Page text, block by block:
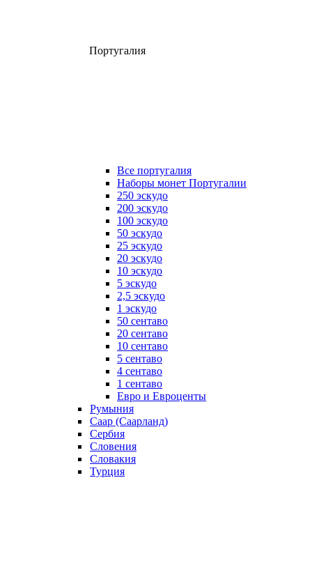
Португалия
Все португалия
Наборы монет Португалии
250 эскудо
200 эскудо
100 эскудо
50 эскудо
25 эскудо
20 эскудо
10 эскудо
5 эскудо
2,5 эскудо
1 эскудо
50 сентаво
20 сентаво
10 сентаво
5 сентаво
4 сентаво
1 сентаво
Евро и Евроценты
Румыния
Саар (Саарланд)
Сербия
Словения
Словакия
Турция